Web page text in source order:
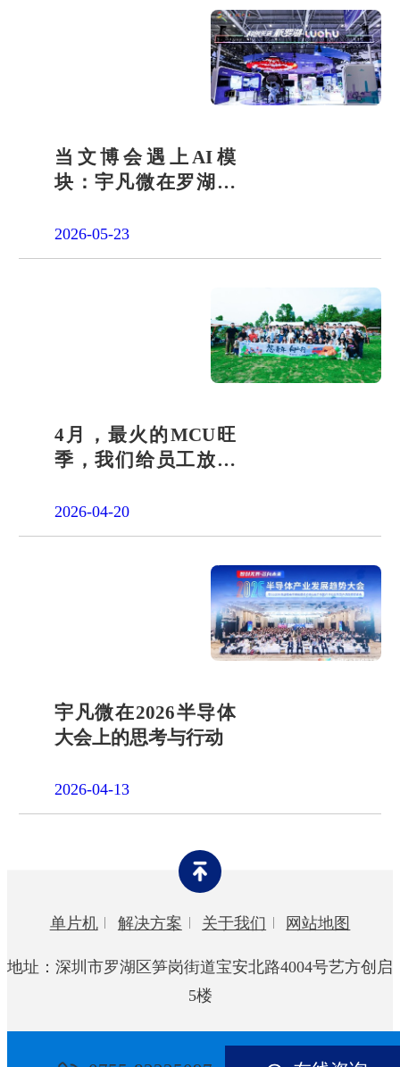
当文博会遇上AI模
块：宇凡微在罗湖展
答卷
2026-05-23
4月，最火的MCU旺
季，我们给员工放了
2026-04-20
宇凡微在2026半导体
大会上的思考与行动
2026-04-13
单片机 解决方案 关于我们 网站地图
地址：深圳市罗湖区笋岗街道宝安北路4004号艺方创启
5楼